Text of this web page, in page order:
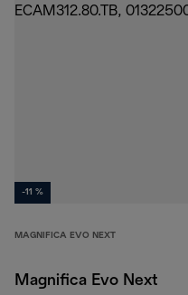
-11 %
MAGNIFICA EVO NEXT
Magnifica Evo Next